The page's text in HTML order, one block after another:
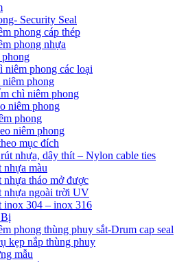
Security Seal
phong cáp thép
phong nhựa
niêm phong các loại
phong
chì niêm phong
niêm phong
phong
niêm phong
mục đích
nhựa, dây thít – Nylon cable ties
nhựa màu
nhựa tháo mở được
nhựa ngoài trời UV
inox 304 – inox 316
phong thùng phuy sắt-Drum cap seal
kẹp nắp thùng phuy
mẫu